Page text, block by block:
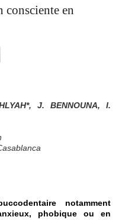
consciente en
J. BENNOUNA, I.
notamment
phobique ou en